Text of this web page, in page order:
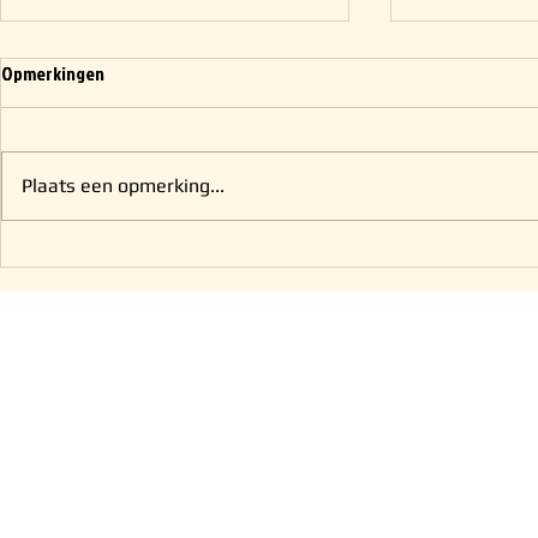
Zondags niet werkzaam?
Zaterdag
12.00 uur
Opmerkingen
Plaats een opmerking...